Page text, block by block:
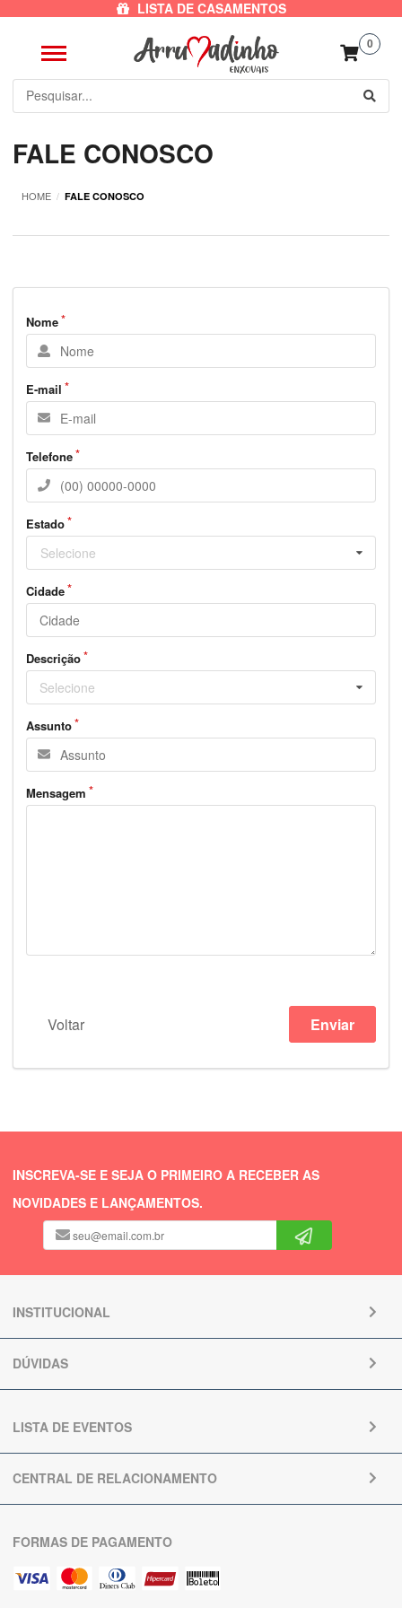
LISTA DE CASAMENTOS
0
FALE CONOSCO
HOME / FALE CONOSCO
Nome
E-mail
Telefone
Estado
Selecione
Cidade
Descrição
Selecione
Assunto
Mensagem
Voltar Enviar
INSCREVA-SE E SEJA O PRIMEIRO A RECEBER AS
NOVIDADES E LANÇAMENTOS.
INSTITUCIONAL
DÚVIDAS
LISTA DE EVENTOS
CENTRAL DE RELACIONAMENTO
FORMAS DE PAGAMENTO